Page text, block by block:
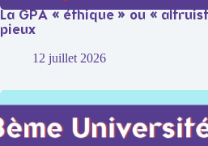
La GPA « éthique » ou «
pieux
12 juillet 2026